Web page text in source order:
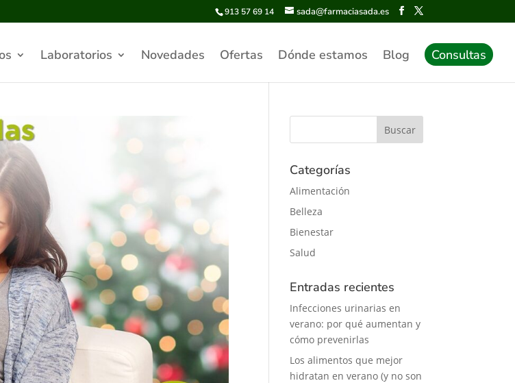
913 57 69 14 sada@farmaciasada.es
Laboratorios Novedades Ofertas Dónde estamos Blog Consultas
Categorías
Alimentación
Belleza
Bienestar
Salud
Entradas recientes
Infecciones urinarias en
verano: por qué aumentan y
cómo prevenirlas
Los alimentos que mejor
hidratan en verano (y no son